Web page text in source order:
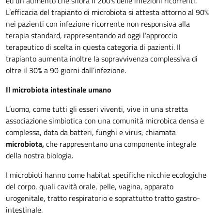
L’efficacia del trapianto di microbiota si attesta attorno al 90%
nei pazienti con infezione ricorrente non responsiva alla
terapia standard, rappresentando ad oggi l’approccio
terapeutico di scelta in questa categoria di pazienti. Il
trapianto aumenta inoltre la sopravvivenza complessiva di
oltre il 30% a 90 giorni dall’infezione.
Il microbiota intestinale umano
L’uomo, come tutti gli esseri viventi, vive in una stretta
associazione simbiotica con una comunità microbica densa e
complessa, data da batteri, funghi e virus, chiamata
microbiota,che rappresentano una componente integrale
della nostra biologia.
I microbioti hanno come habitat specifiche nicchie ecologiche
del corpo, quali cavità orale, pelle, vagina, apparato
urogenitale, tratto respiratorio e soprattutto tratto gastro-
intestinale.